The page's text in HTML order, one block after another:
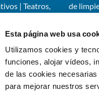
Esta página web usa
Utilizamos cookies y
funciones, alojar vídeos,
de las cookies
para mejorar nuestros
| Teatros,
de